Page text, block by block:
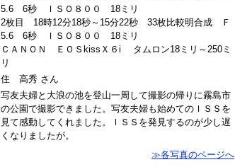
5.6 6秒 ＩＳＯ８００ 18ミリ
2枚目 18時12分18秒～15分22秒 33枚比較明合成 Ｆ
5.6 6秒 ＩＳＯ８００ 18ミリ
ＣＡＮＯＮ ＥＯＳkissＸ６i タムロン18ミリ～250ミ
リ
住 高秀 さん
写友夫婦と大浪の池を登山一周して撮影の帰りに霧島市
の公園で撮影できました。写友夫婦も始めてのＩＳＳを
見て感動してくれました。ＩＳＳを発見するのが少し遅
くなりましたが。
≫各写真のページへ